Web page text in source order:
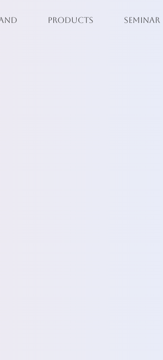
PRODUCTS SEMINAR